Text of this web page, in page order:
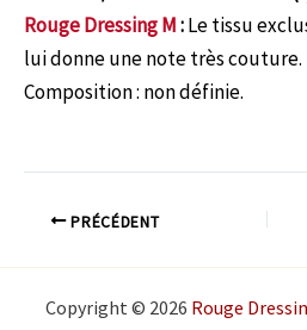
Rouge Dressing M:Le tissu
lui donne une note très couture.
Composition : non définie.
PRÉCÉDENT
Copyright © 2026 Rouge